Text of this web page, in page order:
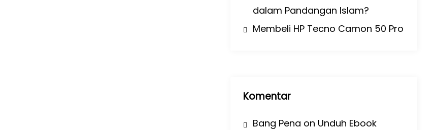
dalam Pandangan Islam?
Membeli HP Tecno Camon 50 Pro
Komentar
Bang Pena on Unduh Ebook